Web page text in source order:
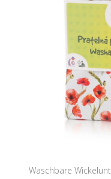
Waschbare